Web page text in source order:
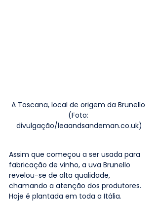
A Toscana, local de origem da Brunello
(Foto:
divulgação/leaandsandeman.co.uk)
Assim que começou a ser usada para
fabricação de vinho, a uva Brunello
revelou-se de alta qualidade,
chamando a atenção dos produtores.
Hoje é plantada em toda a Itália.